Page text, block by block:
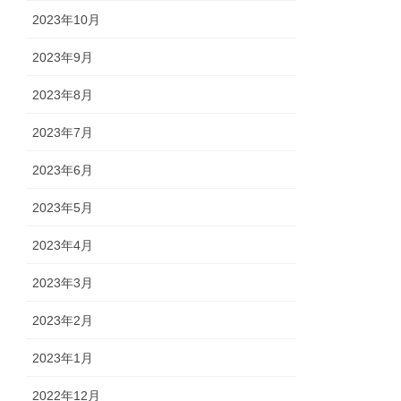
2023年10月
2023年9月
2023年8月
2023年7月
2023年6月
2023年5月
2023年4月
2023年3月
2023年2月
2023年1月
2022年12月